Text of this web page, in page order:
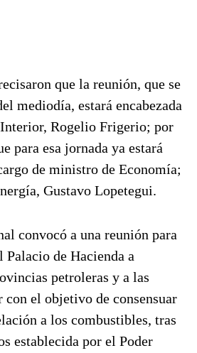
que la reunión, que se
mediodía, estará encabezada
Rogelio Frigerio; por
para esa jornada ya estará
de ministro de Economía;
Gustavo Lopetegui.
convocó a una reunión para
Palacio de Hacienda a
petroleras y a las
con el objetivo de consensuar
a los combustibles, tras
establecida por el Poder